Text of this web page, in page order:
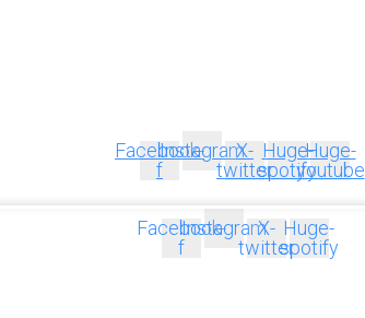
Facebook-
f
InstagramX-
twitter
Huge-
spotify
Huge-
youtube
Facebook-
f
InstagramX-
twitter
Huge-
spotify